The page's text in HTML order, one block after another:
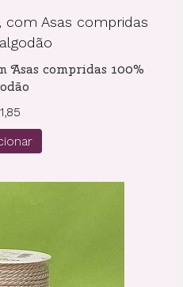
Asas compridas 100%
1,85